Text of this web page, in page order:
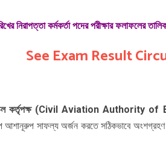
নিরাপত্তা কর্মকর্তা পদের পরীক্ষার ফলাফলের
See Exam Result
চলাচল কর্তৃপক্ষ (Civil Aviation Authority
আশানূরুপ সাফল্য অর্জন করতে সঠিকভাবে অংশগ্রহণ